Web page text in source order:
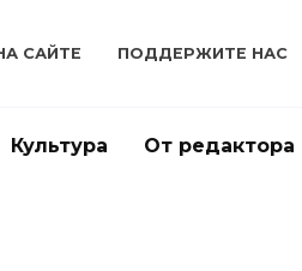
САЙТЕ ПОДДЕРЖИТЕ НАС
Культура От редактора